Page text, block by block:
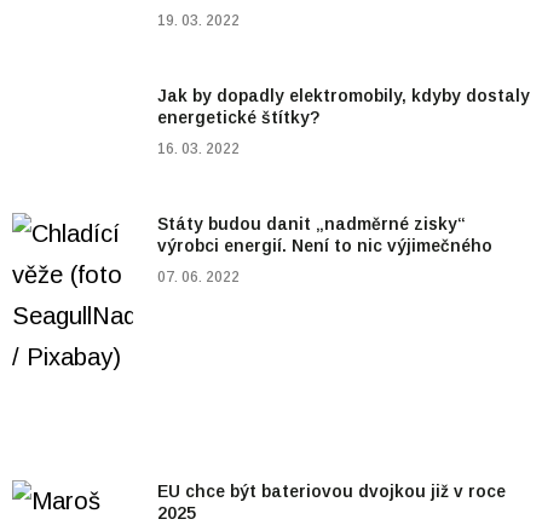
19. 03. 2022
Jak by dopadly elektromobily, kdyby dostaly
energetické štítky?
16. 03. 2022
Státy budou danit „nadměrné zisky“
výrobci energií. Není to nic výjimečného
07. 06. 2022
EU chce být bateriovou dvojkou již v roce
2025